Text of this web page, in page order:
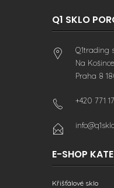
Q1 SKLO
Q1trading
Na Košince
Praha 8
+420 771
E-SHOP
Křišťálové sklo